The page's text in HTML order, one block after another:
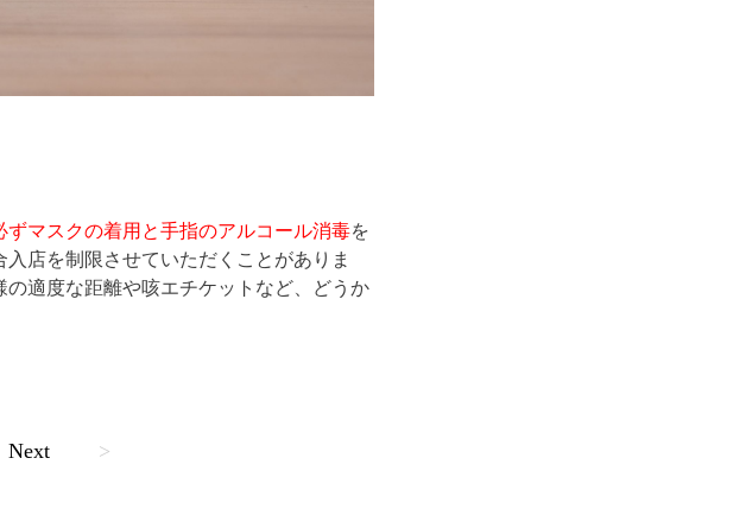
ずマスクの着用と手指のアルコール消毒を
店を制限させていただくことがありま
適度な距離や咳エチケットなど、どうか
Next >